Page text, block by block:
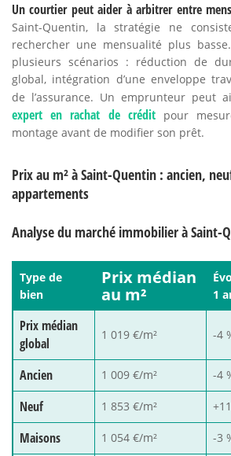
Un courtier peut aider à arbitrer entre
Saint-Quentin, la stratégie ne
rechercher une mensualité plus
plusieurs scénarios : réduction de
global, intégration d’une enveloppe
de l’assurance. Un emprunteur peut
expert en rachat de créditpour
montage avant de modifier son prêt.
Prix au m² à Saint-Quentin : ancien,
appartements
Analyse du marché immobilier à Saint-
Type de
bien
Prix médian
au m²
1
Prix médian
global
1 019 €/m² -4
Ancien 1 009 €/m² -4
Neuf 1 853 €/m²
Maisons 1 054 €/m² -3